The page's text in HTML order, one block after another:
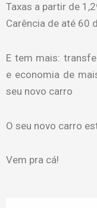
Taxas a partir de
Carência de até 60
E tem mais:
e economia de
seu novo carro
O seu novo carro
Vem pra cá!